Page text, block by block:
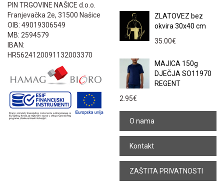
PIN TRGOVINE NAŠICE d.o.o.
Franjevačka 2e, 31500 Našice
OIB: 49019306549
MB: 2594579
IBAN:
HR5624120091132003370
ZLATOVEZ bez
okvira 30x40 cm
35.00€
MAJICA 150g
DJEČJA SO11970
REGENT
2.95€
O nama
Kontakt
ZAŠTITA PRIVATNOSTI